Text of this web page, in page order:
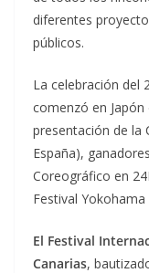
diferentes
públicos.
La celebración del
comenzó en
presentación de la
España),
Coreográfico en
Festival
El Festival
Canarias,